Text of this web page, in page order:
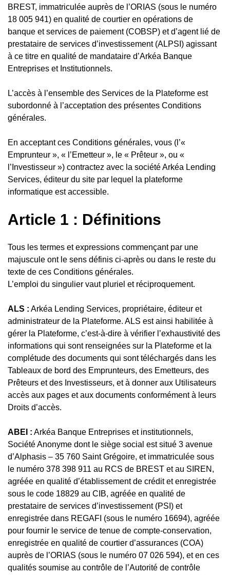
BREST, immatriculée auprès de l’ORIAS (sous le numéro
18 005 941) en qualité de courtier en opérations de
banque et services de paiement (COBSP) et d’agent lié de
prestataire de services d’investissement (ALPSI) agissant
à ce titre en qualité de mandataire d’Arkéa Banque
Entreprises et Institutionnels.
L’accès à l’ensemble des Services de la Plateforme est
subordonné à l’acceptation des présentes Conditions
générales.
En acceptant ces Conditions générales, vous (l’«
Emprunteur », « l’Emetteur », le « Prêteur », ou «
l’Investisseur ») contractez avec la société Arkéa Lending
Services, éditeur du site par lequel la plateforme
informatique est accessible.
Article 1 : Définitions
Tous les termes et expressions commençant par une
majuscule ont le sens définis ci-après ou dans le reste du
texte de ces Conditions générales.
L’emploi du singulier vaut pluriel et réciproquement.
ALS : Arkéa Lending Services, propriétaire, éditeur et
administrateur de la Plateforme. ALS est ainsi habilitée à
gérer la Plateforme, c’est-à-dire à vérifier l’exhaustivité des
informations qui sont renseignées sur la Plateforme et la
complétude des documents qui sont téléchargés dans les
Tableaux de bord des Emprunteurs, des Emetteurs, des
Prêteurs et des Investisseurs, et à donner aux Utilisateurs
accès aux pages et aux documents conformément à leurs
Droits d’accès.
ABEI : Arkéa Banque Entreprises et institutionnels,
Société Anonyme dont le siège social est situé 3 avenue
d’Alphasis – 35 760 Saint Grégoire, et immatriculée sous
le numéro 378 398 911 au RCS de BREST et au SIREN,
agréée en qualité d’établissement de crédit et enregistrée
sous le code 18829 au CIB, agréée en qualité de
prestataire de services d’investissement (PSI) et
enregistrée dans REGAFI (sous le numéro 16694), agréée
pour fournir le service de tenue de compte-conservation,
enregistrée en qualité de courtier d’assurances (COA)
auprès de l’ORIAS (sous le numéro 07 026 594), et en ces
qualités soumise au contrôle de l’Autorité de contrôle